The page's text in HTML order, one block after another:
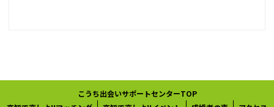
こうち出会いサポートセンターTOP